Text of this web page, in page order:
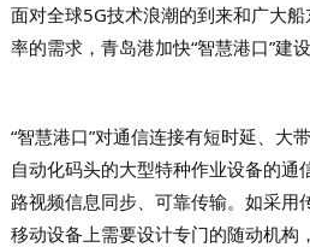
面对全球5G技术浪潮的到来和广大
率的需求，青岛港加快“智慧港口”建
“智慧港口”对通信连接有短时延、大
自动化码头的大型特种作业设备的通
路视频信息同步、可靠传输。如采用
移动设备上需要设计专门的随动机构